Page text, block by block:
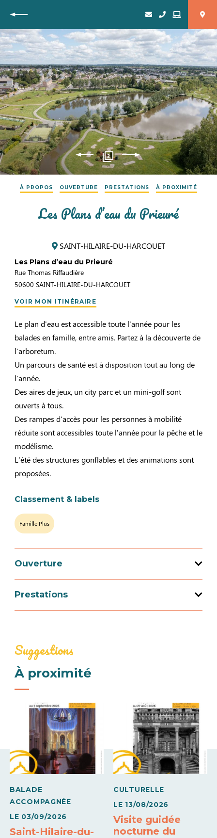
Retour
2
À PROPOS OUVERTURE PRESTATIONS À PROXIMITÉ
Les Plans d’eau du Prieuré
SAINT-HILAIRE-DU-HARCOUET
Les Plans d’eau du Prieuré
Rue Thomas Riffaudière
50600 SAINT-HILAIRE-DU-HARCOUET
VOIR MON ITINÉRAIRE
Le plan d'eau est accessible toute l'année pour les
balades en famille, entre amis. Partez à la découverte de
l'arboretum.
Un parcours de santé est à disposition tout au long de
l'année.
Des aires de jeux, un city parc et un mini-golf sont
ouverts à tous.
Des rampes d'accès pour les personnes à mobilité
réduite sont accessibles toute l'année pour la pêche et le
modélisme.
L'été des structures gonflables et des animations sont
proposées.
Classement & labels
Famille Plus
Ouverture
Ouverture du 01 janvier 2026 au 31
décembre 2026
Les structures gonflables et le mini-golf sont ouverts
juillet et aout.
Prestations
Aire de pique-nique
Jeux extérieurs Parking
Espace jeux
Suggestions
À proximité
BALADE
ACCOMPAGNÉE
LE 03/09/2026
Saint-Hilaire-du-
CULTURELLE
LE 13/08/2026
Visite guidée
nocturne du